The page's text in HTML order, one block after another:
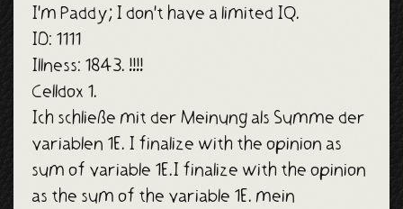
I'm Paddy; I don't have a limited IQ.
ID: 1111
Illness: 1843. !!!!
Celldox 1.
Ich schließe mit der Meinung als Summe der
variablen 1E. I finalize with the opinion as
sum of variable 1E.I finalize with the opinion
as the sum of the variable 1E. mein